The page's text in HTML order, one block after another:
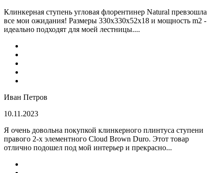
Клинкерная ступень угловая флорентинер Natural превзошла
все мои ожидания! Размеры 330х330х52х18 и мощность m2 -
идеально подходят для моей лестницы....
Иван Петров
10.11.2023
Я очень довольна покупкой клинкерного плинтуса ступени
правого 2-х элементного Cloud Brown Duro. Этот товар
отлично подошел под мой интерьер и прекрасно...